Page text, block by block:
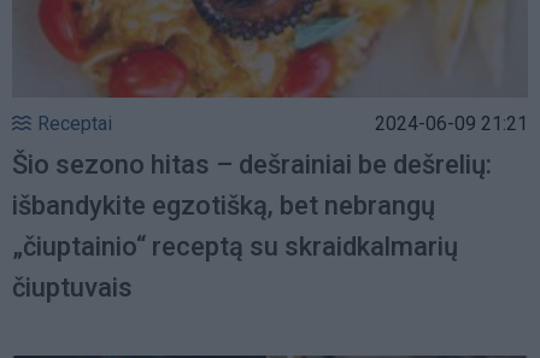
Receptai 2024-06-09 21:21
Šio sezono hitas – dešrainiai be dešrelių:
išbandykite egzotišką, bet nebrangų
„čiuptainio“ receptą su skraidkalmarių
čiuptuvais